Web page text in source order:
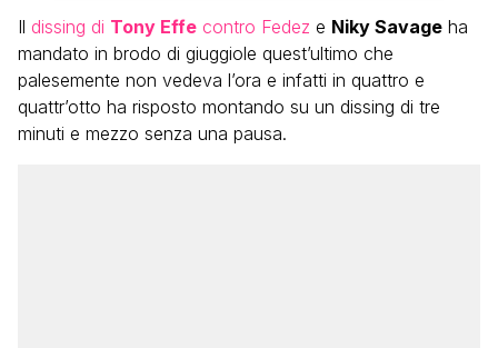
Il dissing di Tony Effe contro Fedez e Niky Savage ha
mandato in brodo di giuggiole quest’ultimo che
palesemente non vedeva l’ora e infatti in quattro e
quattr’otto ha risposto montando su un dissing di tre
minuti e mezzo senza una pausa.